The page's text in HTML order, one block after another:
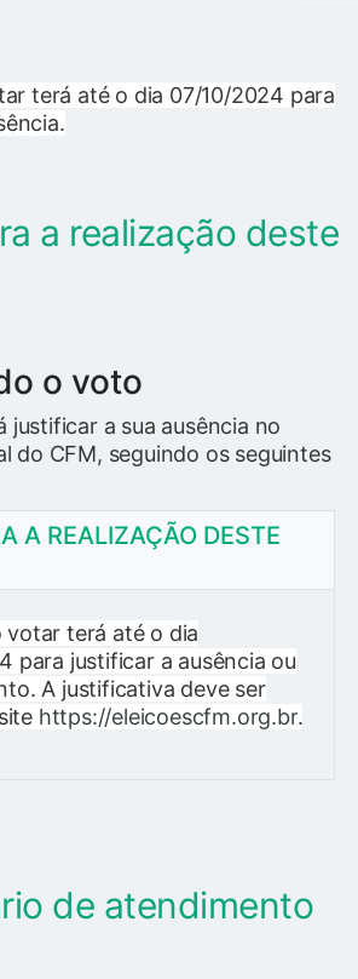
terá até o dia 07/10/2024 para
a realização deste
o voto
justificar a sua ausência no
do CFM, seguindo os seguintes
A REALIZAÇÃO DESTE
votar terá até o dia
para justificar a ausência ou
A justificativa deve ser
https://eleicoescfm.org.br.
de atendimento